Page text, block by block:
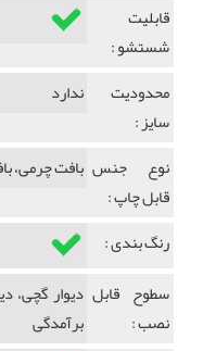
قابلیت
شستشو :
محدودیت
سایز :
ندارد
نوع جنس
قابل چاپ :
بافت چرمی،
رنگ بندی :
سطوح قابل
نصب :
دیوار
برآمدگی